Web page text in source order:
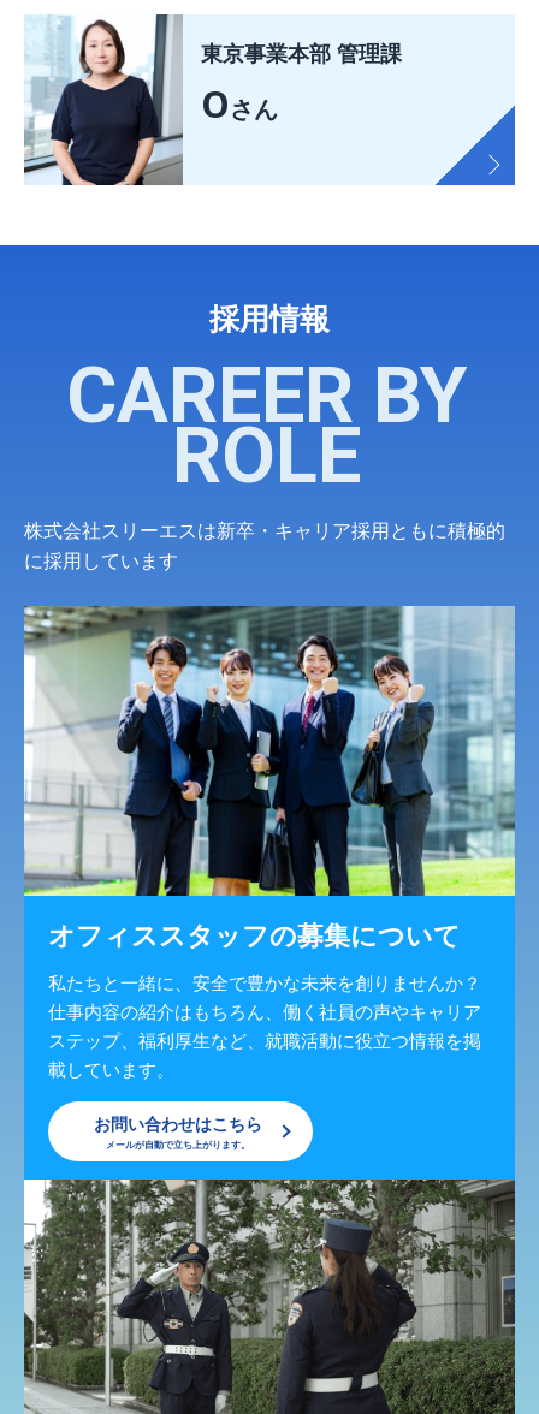
東京事業本部 管理課
Oさん
採用情報
CAREER BY
ROLE
株式会社スリーエスは新卒・キャリア採用ともに積極的
に採用しています
オフィススタッフの募集について
私たちと一緒に、安全で豊かな未来を創りませんか？
仕事内容の紹介はもちろん、働く社員の声やキャリア
ステップ、福利厚生など、就職活動に役立つ情報を掲
載しています。
お問い合わせはこちら
メールが自動で立ち上がります。